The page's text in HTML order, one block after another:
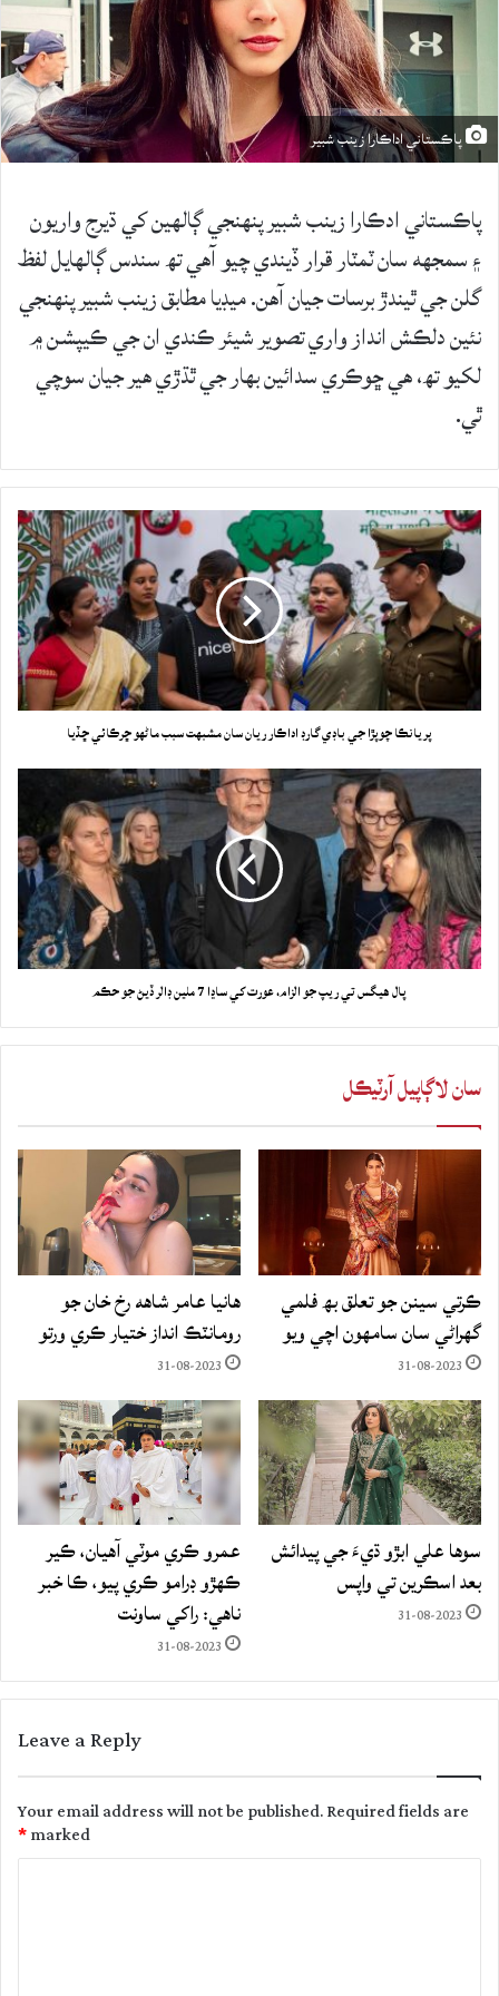
پاڪستاني اداڪارا زينب شبير
پاڪستاني ادڪارا زينب شبير پنهنجي ڳالهين کي ڌيرج واريون
۽ سمجهه سان ٽمٽار قرار ڏيندي چيو آهي تھ سندس ڳالهايل لفظ
گلن جي ٿيندڙ برسات جيان آهن. ميڊيا مطابق زينب شبير پنهنجي
نئين دلڪش انداز واري تصوير شيئر ڪندي ان جي ڪيپشن ۾
لکيو تھ، هي ڇوڪري سدائين بهار جي ٿڌڙي هير جيان سوچي
ٿي.
پريانڪا چوپڙا جي باڊي گارڊ اداڪار ريان سان مشبهت سبب ماڻهو ڇرڪائي ڇڏيا
پال هيگس تي ريپ جو الزام، عورت کي ساڍا 7 ملين ڊالر ڏيڻ جو حڪم
سان لاڳاپيل آرٽيڪل
ڪرتي سينن جو تعلق بھ فلمي
گهراڻي سان سامهون اچي ويو
31-08-2023
هانيا عامر شاهه رخ خان جو
رومانٽڪ انداز ختيار ڪري ورتو
31-08-2023
سوها علي ابڙو ڌيءَ جي پيدائش
بعد اسڪرين تي واپس
31-08-2023
عمرو ڪري موٽي آهيان، ڪير
ڪهڙو ڊرامو ڪري پيو، ڪا خبر
ناهي: راکي ساونت
31-08-2023
Leave a Reply
Your email address will not be published.Required fields are
marked
*